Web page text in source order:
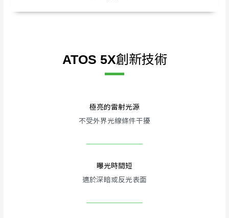
ATOS 5X創新技術
極亮的雷射光源
不受外界光線條件干擾
曝光時間短
適於深暗或反光表面